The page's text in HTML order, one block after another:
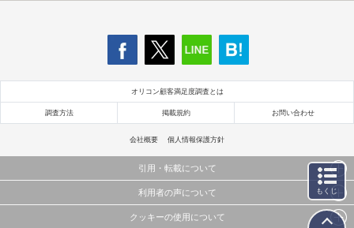
オリコン顧客満足度調査とは
調査方法 掲載規約 お問い合わせ
会社概要 個人情報保護方針
引用・転載について
当サイトで公開されている情報（文字、写真、イラスト、画像データ等）及びこれらの配置・
これらの情報を権利者の許可なく無断転載・複製などの二次利用を行うことは固く禁じており
利用者の声について
当サイトに掲載している内容はすべてサービスの利用者が提出された見解・感想です。
クッキーの使用について
もくじ